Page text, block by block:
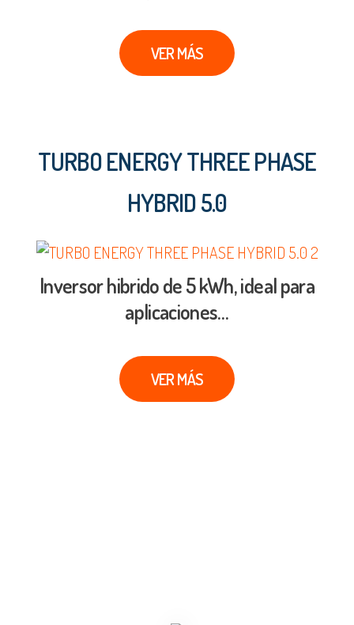
VER MÁS
TURBO ENERGY THREE PHASE
HYBRID 5.0
Inversor hibrido de 5 kWh, ideal para
aplicaciones…
VER MÁS